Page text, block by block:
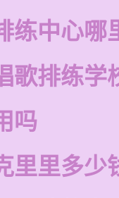
练中心哪
歌排练学
吗
里里多少